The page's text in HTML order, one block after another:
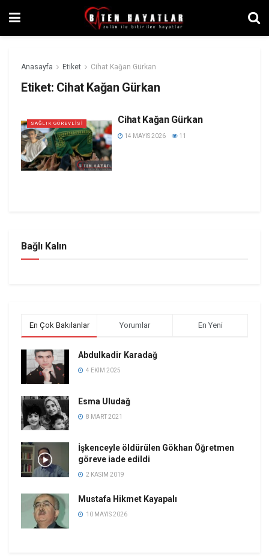
Anasayfa Etiket Cihat Kağan Gürkan
Etiket: Cihat Kağan Gürkan
SAĞLIK GÖREVLISI Cihat Kağan Gürkan
14 MAYIS 2026 11
Bağlı Kalın
En Çok Bakılanlar Yorumlar En Yeni
Abdulkadir Karadağ
4 EKIM 2025
Esma Uludağ
8 MART 2021
İşkenceyle öldürülen Gökhan Öğretmen
göreve iade edildi
2 KASIM 2019
Mustafa Hikmet Kayapalı
10 MAYIS 2026